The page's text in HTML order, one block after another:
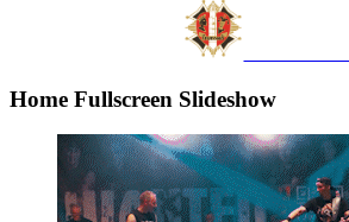
Home Fullscreen Slideshow